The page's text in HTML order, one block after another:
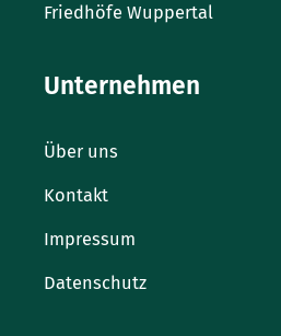
Friedhöfe Wuppertal
Unternehmen
Über uns
Kontakt
Impressum
Datenschutz